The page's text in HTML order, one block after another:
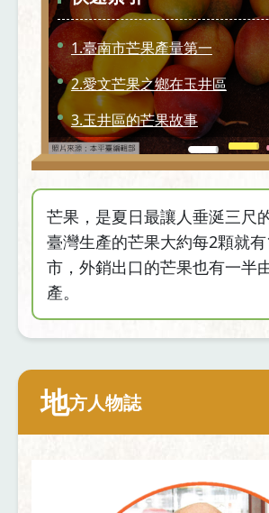
1.臺南市芒果產量第一
2.愛文芒果之鄉在玉井區
3.玉井區的芒果故事
4.愛文芒果之父的堅持
5.打造愛文芒果專業區
6.果農們在「芒」什麼？
7.歡迎來到芒果世界
9.臺南國際芒果節歡迎你
芒果，是夏日最讓人垂涎三尺
臺灣生產的芒果大約每2顆就
市，外銷出口的芒果也有一半
產。
地方人物誌